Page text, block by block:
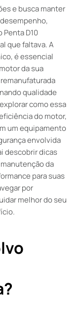
e busca manter
D10
que faltava. A
é essencial
da sua
qualidade
como essa
do motor,
um equipamento
envolvida
descobrir dicas
da
para suas
por
melhor do seu